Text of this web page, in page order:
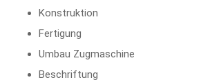
Konstruktion
Fertigung
Umbau Zugmaschine
Beschriftung